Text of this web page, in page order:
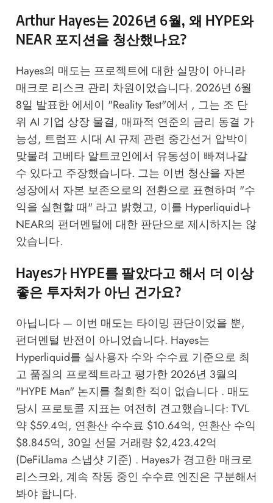
Arthur Hayes는 2026년 6월, 왜 HYPE와
NEAR 포지션을 청산했나요?
Hayes의 매도는 프로젝트에 대한 실망이 아니라
매크로 리스크 관리 차원이었습니다. 2026년 6월
8일 발표한 에세이 "Reality Test"에서 , 그는 조 단
위 AI 기업 상장 물결, 매파적 연준의 금리 동결 가
능성, 트럼프 시대 AI 규제 관련 중간선거 압박이
맞물려 고베타 알트코인에서 유동성이 빠져나갈
수 있다고 주장했습니다. 그는 이번 청산을 자본
성장에서 자본 보존으로의 전환으로 표현하며 "수
익을 실현할 때" 라고 밝혔고, 이를 Hyperliquid나
NEAR의 펀더멘털에 대한 판단으로 제시하지는 않
았습니다.
Hayes가 HYPE를 팔았다고 해서 더 이상
좋은 투자처가 아닌 건가요?
아닙니다 — 이번 매도는 타이밍 판단이었을 뿐,
펀더멘털 반전이 아니었습니다. Hayes는
Hyperliquid를 실사용자 수와 수수료 기준으로 최
고 품질의 프로젝트라고 평가한 2026년 3월의
"HYPE Man" 논지를 철회한 적이 없습니다 . 매도
당시 프로토콜 지표는 여전히 견고했습니다: TVL
약 $59.4억, 연환산 수수료 $10.64억, 연환산 수익
$8.845억, 30일 선물 거래량 $2,423.42억
(DeFiLlama 스냅샷 기준) . Hayes가 경고한 매크로
리스크와, 계속 작동 중인 수수료 엔진은 구분해서
봐야 합니다.